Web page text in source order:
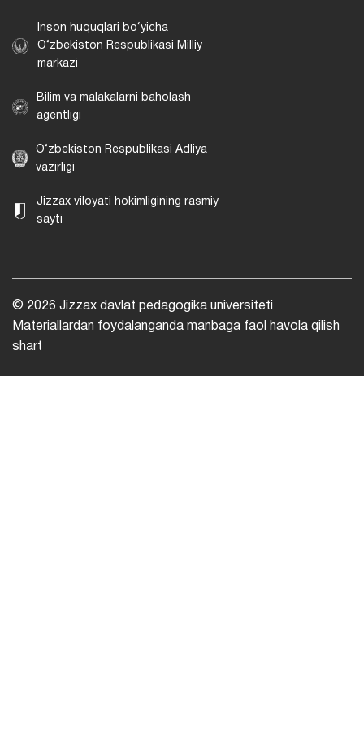
Inson huquqlari bo‘yicha
O‘zbekiston Respublikasi Milliy
markazi
Bilim va malakalarni baholash
agentligi
O‘zbekiston Respublikasi Adliya
vazirligi
Jizzax viloyati hokimligining rasmiy
sayti
© 2026 Jizzax davlat pedagogika universiteti
Materiallardan foydalanganda manbaga faol havola qilish
shart